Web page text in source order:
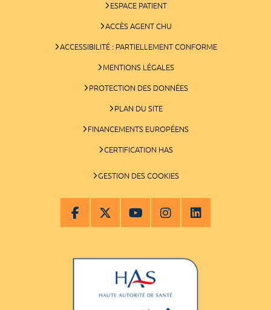
ESPACE PATIENT
ACCÈS AGENT CHU
ACCESSIBILITÉ : PARTIELLEMENT CONFORME
MENTIONS LÉGALES
PROTECTION DES DONNÉES
PLAN DU SITE
FINANCEMENTS EUROPÉENS
CERTIFICATION HAS
GESTION DES COOKIES